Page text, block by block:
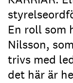
En roll som
Nilsson,
trivs med
det här är